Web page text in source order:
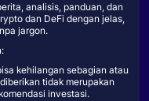
analisis, panduan, dan
dan DeFi dengan jelas,
jargon.
kehilangan sebagian atau
tidak merupakan
investasi.